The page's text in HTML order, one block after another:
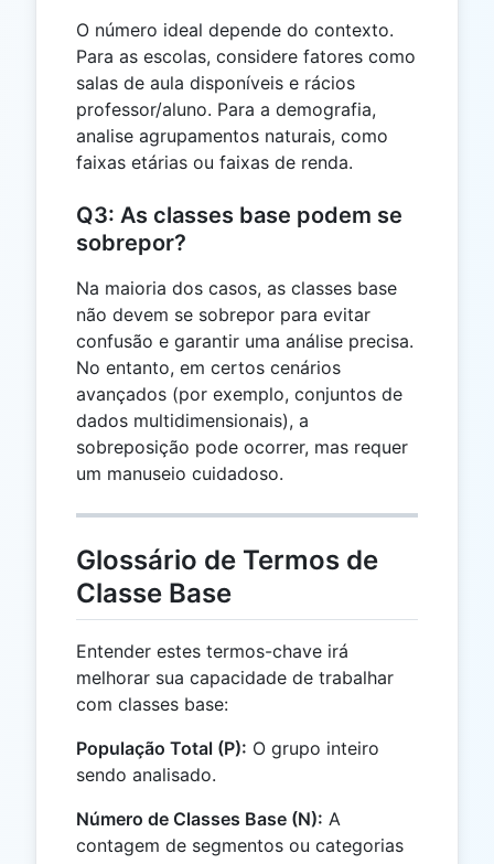
O número ideal depende do contexto.
Para as escolas, considere fatores como
salas de aula disponíveis e rácios
professor/aluno. Para a demografia,
analise agrupamentos naturais, como
faixas etárias ou faixas de renda.
Q3: As classes base podem se
sobrepor?
Na maioria dos casos, as classes base
não devem se sobrepor para evitar
confusão e garantir uma análise precisa.
No entanto, em certos cenários
avançados (por exemplo, conjuntos de
dados multidimensionais), a
sobreposição pode ocorrer, mas requer
um manuseio cuidadoso.
Glossário de Termos de
Classe Base
Entender estes termos-chave irá
melhorar sua capacidade de trabalhar
com classes base:
População Total (P): O grupo inteiro
sendo analisado.
Número de Classes Base (N): A
contagem de segmentos ou categorias